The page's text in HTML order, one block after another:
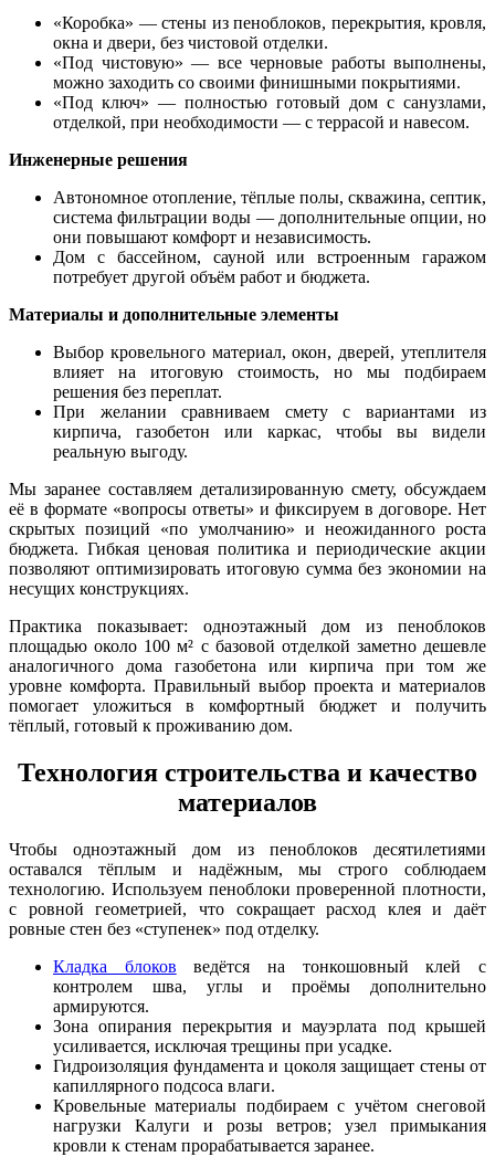
«Коробка» — стены из пеноблоков, перекрытия, кровля,
окна и двери, без чистовой отделки.
«Под чистовую» — все черновые работы выполнены,
можно заходить со своими финишными покрытиями.
«Под ключ» — полностью готовый дом с санузлами,
отделкой, при необходимости — с террасой и навесом.
Инженерные решения
Автономное отопление, тёплые полы, скважина, септик,
система фильтрации воды — дополнительные опции, но
они повышают комфорт и независимость.
Дом с бассейном, сауной или встроенным гаражом
потребует другой объём работ и бюджета.
Материалы и дополнительные элементы
Выбор кровельного материал, окон, дверей, утеплителя
влияет на итоговую стоимость, но мы подбираем
решения без переплат.
При желании сравниваем смету с вариантами из
кирпича, газобетон или каркас, чтобы вы видели
реальную выгоду.
Мы заранее составляем детализированную смету, обсуждаем
её в формате «вопросы ответы» и фиксируем в договоре. Нет
скрытых позиций «по умолчанию» и неожиданного роста
бюджета. Гибкая ценовая политика и периодические акции
позволяют оптимизировать итоговую сумма без экономии на
несущих конструкциях.
Практика показывает: одноэтажный дом из пеноблоков
площадью около 100 м² с базовой отделкой заметно дешевле
аналогичного дома газобетона или кирпича при том же
уровне комфорта. Правильный выбор проекта и материалов
помогает уложиться в комфортный бюджет и получить
тёплый, готовый к проживанию дом.
Технология строительства и качество
материалов
Чтобы одноэтажный дом из пеноблоков десятилетиями
оставался тёплым и надёжным, мы строго соблюдаем
технологию. Используем пеноблоки проверенной плотности,
с ровной геометрией, что сокращает расход клея и даёт
ровные стен без «ступенек» под отделку.
Кладка блоков ведётся на тонкошовный клей с
контролем шва, углы и проёмы дополнительно
армируются.
Зона опирания перекрытия и мауэрлата под крышей
усиливается, исключая трещины при усадке.
Гидроизоляция фундамента и цоколя защищает стены от
капиллярного подсоса влаги.
Кровельные материалы подбираем с учётом снеговой
нагрузки Калуги и розы ветров; узел примыкания
кровли к стенам прорабатывается заранее.